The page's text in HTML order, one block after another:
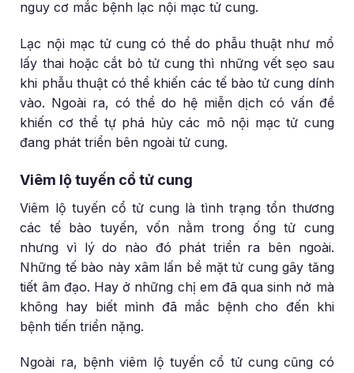
nguy cơ mắc bệnh lạc nội mạc tử cung.
Lạc nội mạc tử cung có thể do phẫu thuật như mổ
lấy thai hoặc cắt bỏ tử cung thì những vết sẹo sau
khi phẫu thuật có thể khiến các tế bào tử cung dính
vào. Ngoài ra, có thể do hệ miễn dịch có vấn đề
khiến cơ thể tự phá hủy các mô nội mạc tử cung
đang phát triển bên ngoài tử cung.
Viêm lộ tuyến cổ tử cung
Viêm lộ tuyến cổ tử cung là tình trạng tổn thương
các tế bào tuyến, vốn nằm trong ống tử cung
nhưng vì lý do nào đó phát triển ra bên ngoài.
Những tế bào này xâm lấn bề mặt tử cung gây tăng
tiết âm đạo. Hay ở những chị em đã qua sinh nở mà
không hay biết mình đã mắc bệnh cho đến khi
bệnh tiến triển nặng.
Ngoài ra, bệnh viêm lộ tuyến cổ tử cung cũng có